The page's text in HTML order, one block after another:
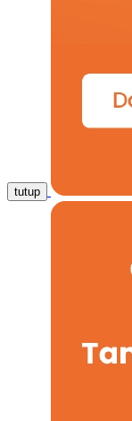
tutup